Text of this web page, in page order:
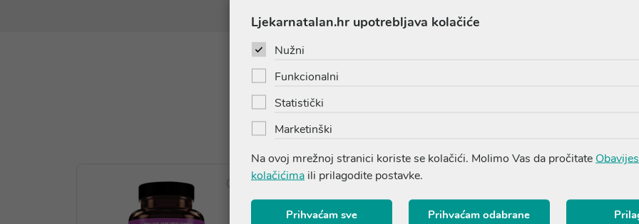
Ljekarnatalan.hr upotrebljava kolačiće
Nužni
Funkcionalni
Statistički
Marketinški
Na ovoj mrežnoj stranici koriste se kolačići. Molimo Vas da pročitate
kolačićima ili prilagodite postavke.
Prihvaćam sve Prihvaćam odabrane